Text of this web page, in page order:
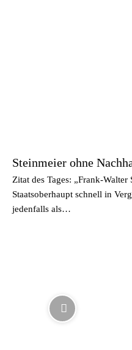
Steinmeier ohne
Zitat des Tages: „Frank-
Staatsoberhaupt schnell in
jedenfalls als…